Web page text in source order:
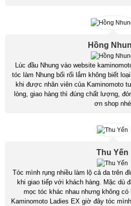
Hồng
Lúc đầu Nhung vào website
tóc làm Nhung bối rối lắm không biết
khi được nhân viên của Kaminomoto
lòng, giao hàng thì đúng chất lượng,
ơn shop nhé
Thu Yến
Tóc mình rụng nhiều làm lộ cả da trên
khi giao tiếp với khách hàng. Mặc dù
mọc tóc khác nhau nhưng không
Kaminomoto Ladies EX giờ đây tóc